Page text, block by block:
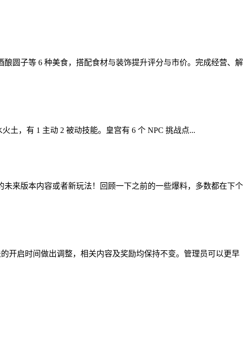
圆子等 6 种美食，搭配食材与装饰提升评分与市价。完成经营、解
土，有 1 主动 2 被动技能。皇宫有 6 个 NPC 挑战点...
来版本内容或者新玩法！回顾一下之前的一些爆料，多数都在下个
开启时间做出调整，相关内容及奖励均保持不变。管理员可以更早